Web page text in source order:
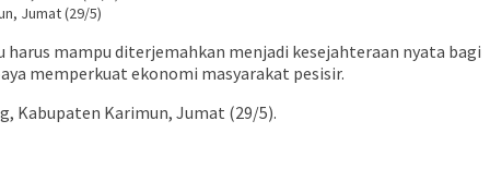
Jumat (29/5)
harus mampu diterjemahkan menjadi kesejahteraan nyata bagi
memperkuat ekonomi masyarakat pesisir.
Kabupaten Karimun, Jumat (29/5).